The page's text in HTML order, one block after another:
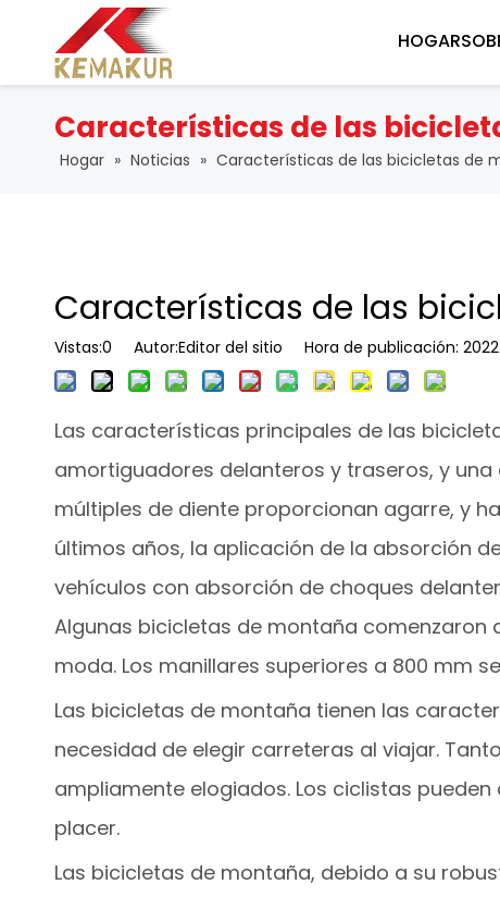
HOGAR
Características de las
Hogar » Noticias » Características de las bicicletas de
Características de las
Vistas:0 Autor:Editor del sitio Hora de publicación:
Las características principales de las
amortiguadores delanteros y traseros, y
múltiples de diente proporcionan agarre, y
últimos años, la aplicación de la absorción
vehículos con absorción de choques
Algunas bicicletas de montaña comenzaron
moda. Los manillares superiores a 800 mm
Las bicicletas de montaña tienen las
necesidad de elegir carreteras al viajar.
ampliamente elogiados. Los ciclistas
placer.
Las bicicletas de montaña, debido a su